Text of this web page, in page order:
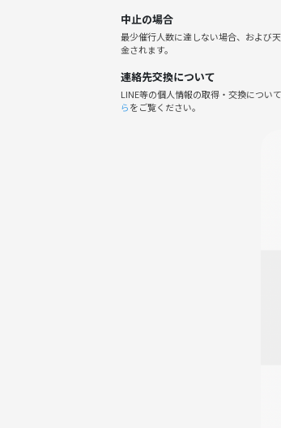
・初めてはほとんどが1人参加
・慣れてきたら友達と一緒に～
・楽しいを共有していこう！
(サークル注意･禁止事項を読んで
中止の場合
最少催行人数に達しない場合、および
金されます。
連絡先交換について
LINE等の個人情報の取得・交換につい
らをご覧ください。